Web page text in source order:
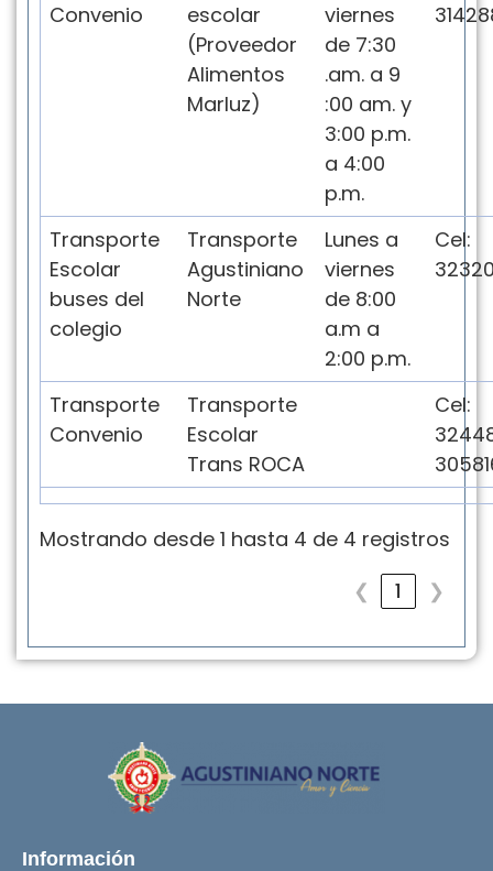
Convenio
escolar
(Proveedor
Alimentos
Marluz)
viernes
de 7:30
.am. a 9
:00 am. y
3:00 p.m.
a 4:00
p.m.
Transporte
Escolar
buses del
colegio
Transporte
Agustiniano
Norte
Lunes a
viernes
de 8:00
a.m a
2:00 p.m.
Cel:
Transporte
Convenio
Transporte
Escolar
Trans ROCA
Cel:
Mostrando desde 1 hasta 4 de 4 registros
❮
1 ❯
Información